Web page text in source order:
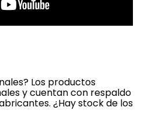
Los productos
y cuentan con respaldo
¿Hay stock de los